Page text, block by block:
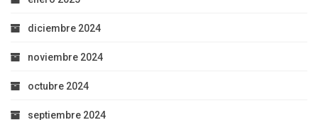
diciembre 2024
noviembre 2024
octubre 2024
septiembre 2024